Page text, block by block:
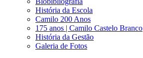
História da Escola
Camilo 200 Anos
175 anos | Camilo Castelo Branco
História da Gestão
Galeria de Fotos